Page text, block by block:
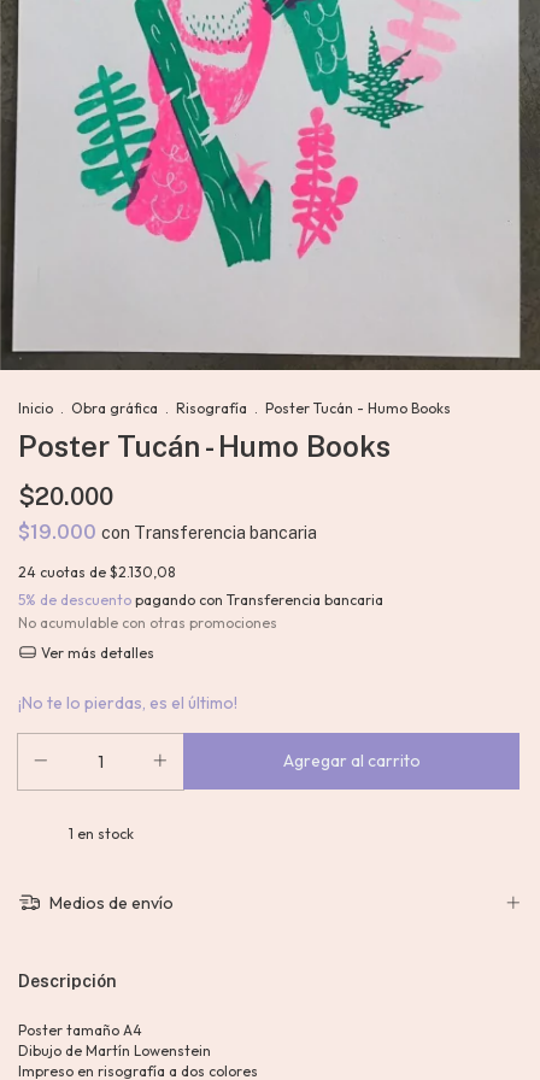
Inicio Obra gráfica Risografía Poster Tucán - Humo Books
Poster Tucán - Humo Books
$20.000
$19.000 con Transferencia bancaria
24 cuotas de $2.130,08
5% de descuento pagando con Transferencia bancaria
No acumulable con otras promociones
Ver más detalles
¡No te lo pierdas, es el último!
1 en stock
Medios de envío
Descripción
Poster tamaño A4
Dibujo de Martín Lowenstein
Impreso en risografía a dos colores